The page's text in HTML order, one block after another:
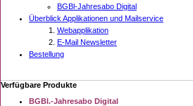
BGBl-Jahresabo Digital
Überblick Applikationen und Mailservice
Webapplikation
E-Mail Newsletter
Bestellung
Verfügbare Produkte
BGBl.-Jahresabo Digital